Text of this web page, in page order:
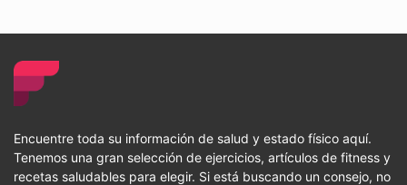
Encuentre toda su información de salud y estado físico aquí.
Tenemos una gran selección de ejercicios, artículos de fitness y
recetas saludables para elegir. Si está buscando un consejo, no